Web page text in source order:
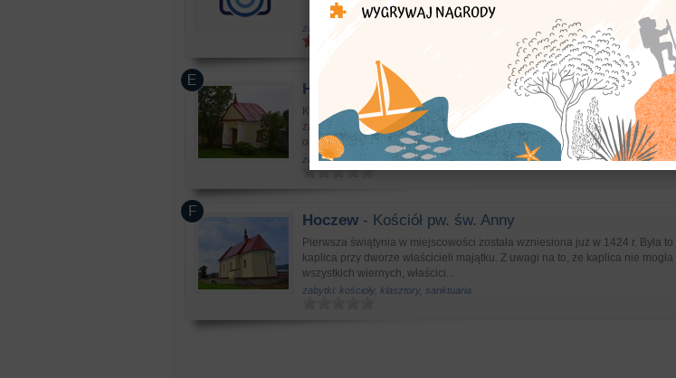
zabytki: zabytkowe budynki
Hoczew - Kaplice przykościelne
Kościół pw. św. Anny otacza mur wykonany z kamienia na rzucie
załomach muru wkomponowane są cztery dziewiętnastowieczne
otynkowane kapliczki. Dwie kaplice typu domkowe...
zabytki: kaplice i krzyże przydrożne
Hoczew - Kościół pw. św. Anny
Pierwsza świątynia w miejscowości została wzniesiona już w 1424 r. Była
kaplica przy dworze właścicieli majątku. Z uwagi na to, że kaplica nie
wszystkich wiernych, właścici...
zabytki: kościoły, klasztory, sanktuaria